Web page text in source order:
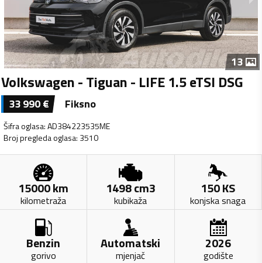
13
Volkswagen - Tiguan - LIFE 1.5 eTSI DSG
33 990€ Fiksno
Šifra oglasa:AD384223535ME
Broj pregleda oglasa: 3510
15000km
kilometraža
1498cm3
kubikaža
150KS
konjska snaga
Benzin
gorivo
Automatski
mjenjač
2026
godište